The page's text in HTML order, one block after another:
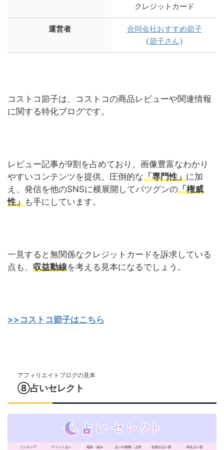
クレジットカード
運営者
合同会社おすすめ節子
（節子さん）
コストコ節子は、コストコの商品レビューや関連情報
に関する特化ブログです。
レビュー記事が9割を占めており、画像豊富なわかり
やすいコンテンツを提供。圧倒的な「専門性」に加
え、発信を他のSNSに横展開してバツグンの「権威
性」も手にしています。
一見すると無関係なクレジットカードを訴求している
点も、 収益動線を考える見本になるでしょう。
>>コストコ節子はこちら
アフィリエイトブログの見本
⑧占いセレクト